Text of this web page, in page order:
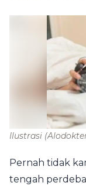
Ilustrasi
Pernah tidak
tengah